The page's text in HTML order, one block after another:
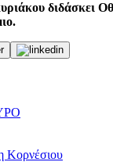
διδάσκει
Κορνέσιου